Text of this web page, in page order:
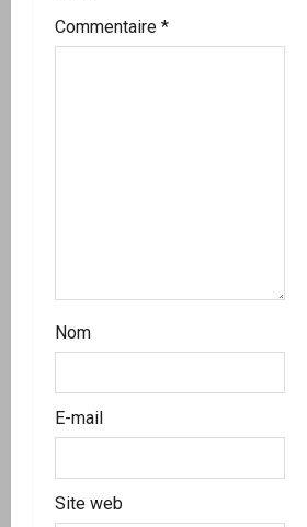
’
l
e
Commentaire *
Nom
E-mail
Site web